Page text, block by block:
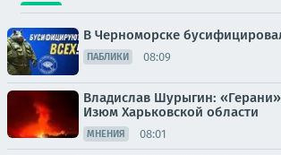
В Черноморске
ПАБЛИКИ 08:09
Владислав Шурыгин:
Изюм Харьковской области
МНЕНИЯ 08:01